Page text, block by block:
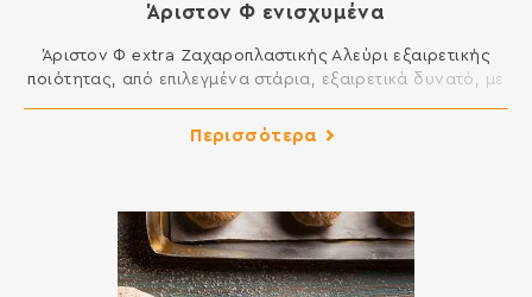
Άριστον Φ ενισχυμένα
Άριστον Φ extra Ζαχαροπλαστικής Αλεύρι εξαιρετικής
ποιότητας, από επιλεγµένα στάρια, εξαιρετικά δυνατό, µε
σφολιατοειδή, µπριός, πανετόνε. Ιδανικό για
τσουρεκιών. ∆ίνει τελικά προϊόντα µε εξαιρετική γεύση
και ποιότητα. Ιδανικό […]
Περισσότερα